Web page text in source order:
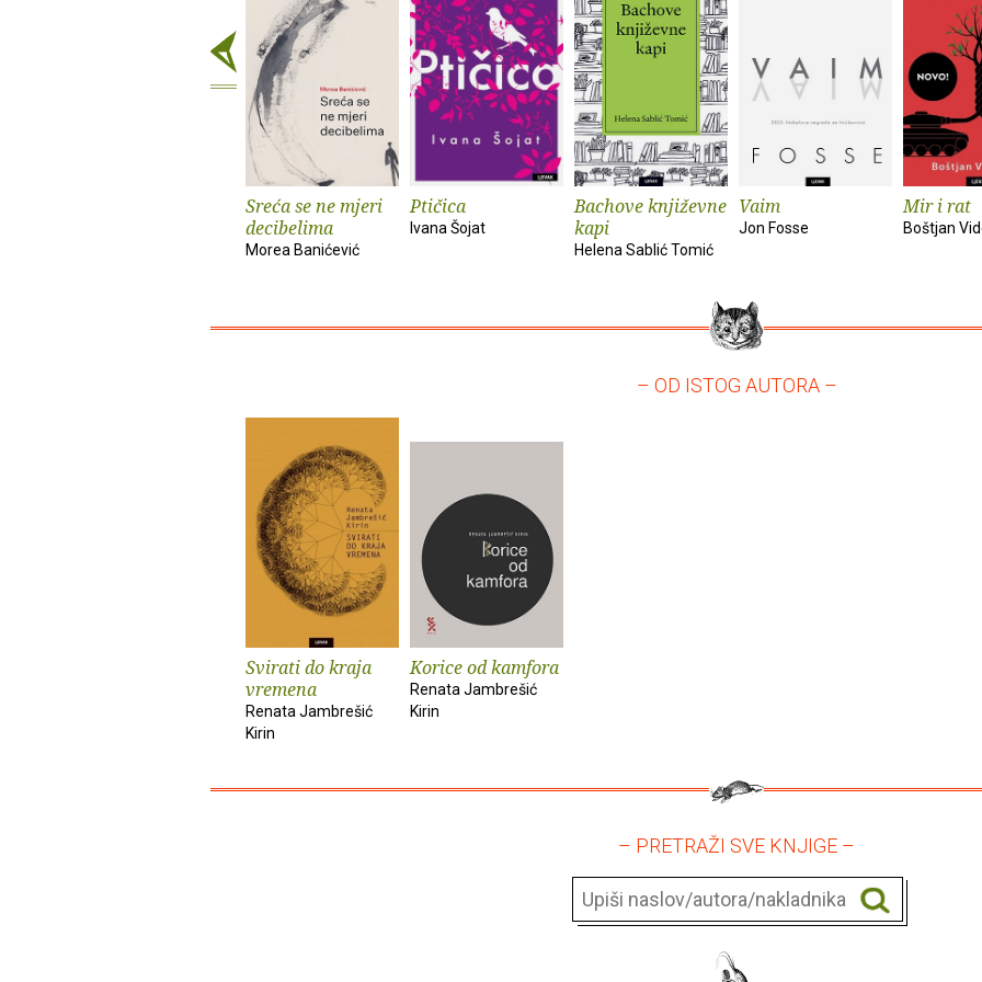
Sreća se ne mjeri
decibelima
Morea Banićević
Ptičica
Ivana Šojat
Bachove književne
kapi
Helena Sablić Tomić
Vaim
Jon Fosse
Mir i rat
Boštjan
– OD ISTOG AUTORA –
Svirati do kraja
vremena
Renata Jambrešić
Kirin
Korice od kamfora
Renata Jambrešić
Kirin
– PRETRAŽI SVE KNJIGE –